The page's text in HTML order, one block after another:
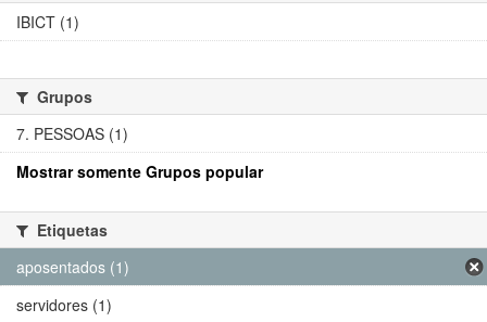
IBICT (1)
Grupos
7. PESSOAS (1)
Mostrar somente Grupos popular
Etiquetas
aposentados (1)
servidores (1)